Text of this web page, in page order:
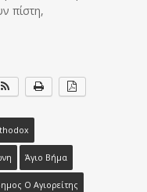
πίστη,
Άγιο Βήμα
Ο Αγιορείτης